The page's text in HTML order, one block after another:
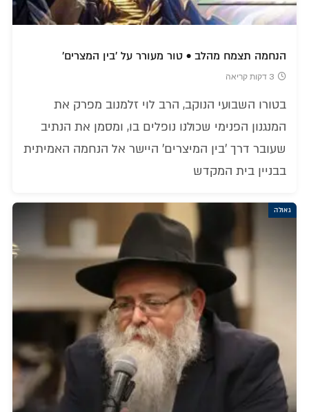
הנחמה תצמח מהלב • טור מעורר על 'בין המצרים'
3 דקות קריאה
בטורו השבועי הנוקב, הרב לוי זלמנוב מפרק את
המנגנון הפנימי שכולנו נופלים בו, ומסמן את הנתיב
שעובר דרך 'בין המיצרים' היישר אל הנחמה האמיתית
בבניין בית המקדש
גאולה